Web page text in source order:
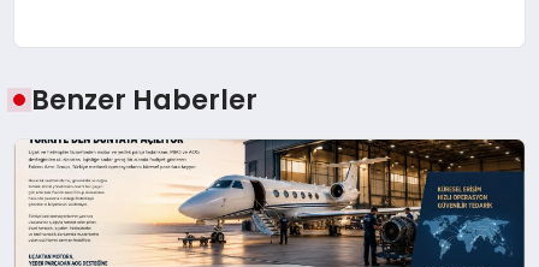
Benzer Haberler